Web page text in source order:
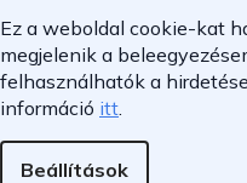
Ez a weboldal cookie-kat
megjelenik a
felhasználhatók a
információ itt
Beállítások
bőr, hálós betét